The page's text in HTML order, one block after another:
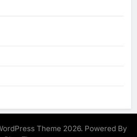
Theme 2026. Powered By